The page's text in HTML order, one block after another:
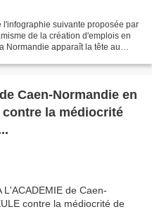
suivante proposée par
de la création d'emplois en
Normandie apparaît la tête au
Caen-Normandie en
contre la médiocrité